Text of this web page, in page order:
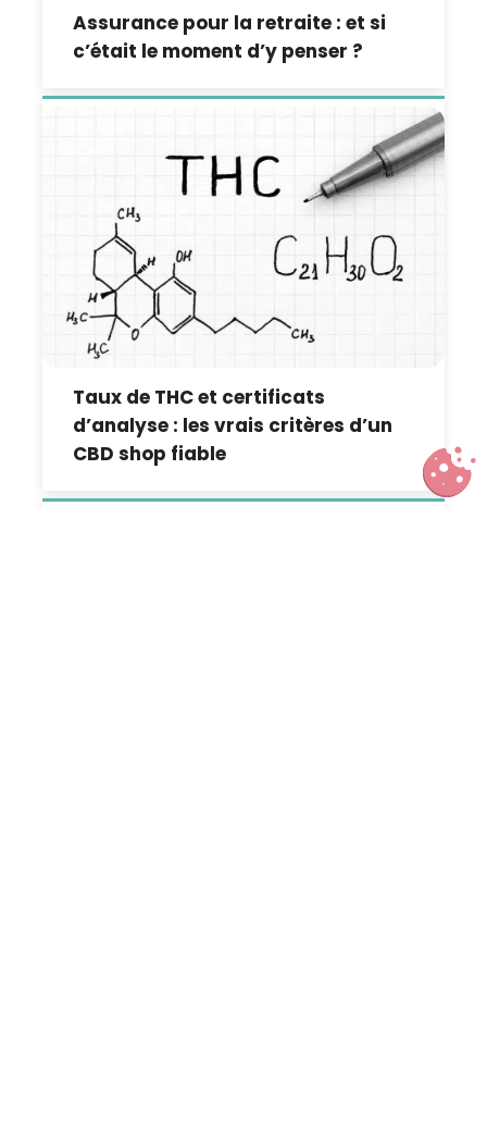
Assurance pour la retraite : et si
c’était le moment d’y penser ?
Taux de THC et certificats
d’analyse : les vrais critères d’un
CBD shop fiable